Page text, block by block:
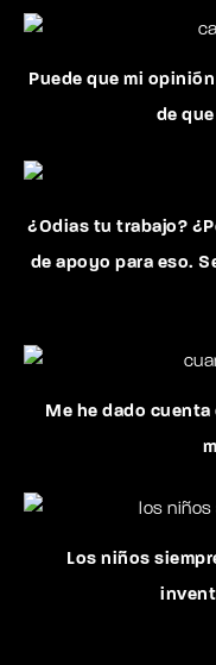
Puede que mi
de
¿Odias tu trabajo?
de apoyo para eso.
Me he dado
Los niños